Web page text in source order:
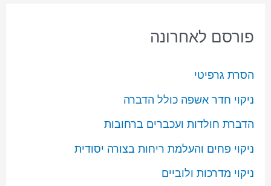
פורסם לאחרונה
הסרת גרפיטי
ניקוי חדר אשפה כולל הדברה
הדברת חולדות ועכברים ברחובות
ניקוי פחים והעלמת ריחות בצורה יסודית
ניקוי מדרכות ולוביים